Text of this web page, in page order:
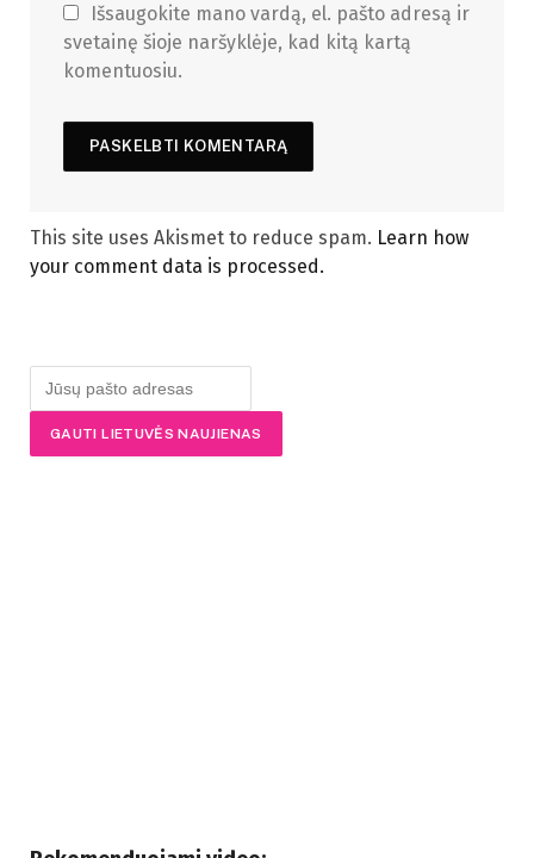
Išsaugokite mano vardą, el. pašto adresą ir
svetainę šioje naršyklėje, kad kitą kartą
komentuosiu.
This site uses Akismet to reduce spam. Learn how
your comment data is processed.